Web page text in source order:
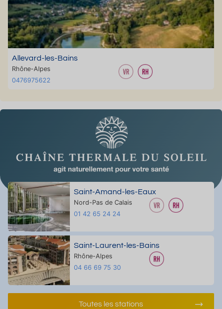
Allevard-les-Bains
Rhône-Alpes
0476975622
Saint-Amand-les-Eaux
Nord-Pas de Calais
01 42 65 24 24
Saint-Laurent-les-Bains
Rhône-Alpes
04 66 69 75 30
Toutes les stations